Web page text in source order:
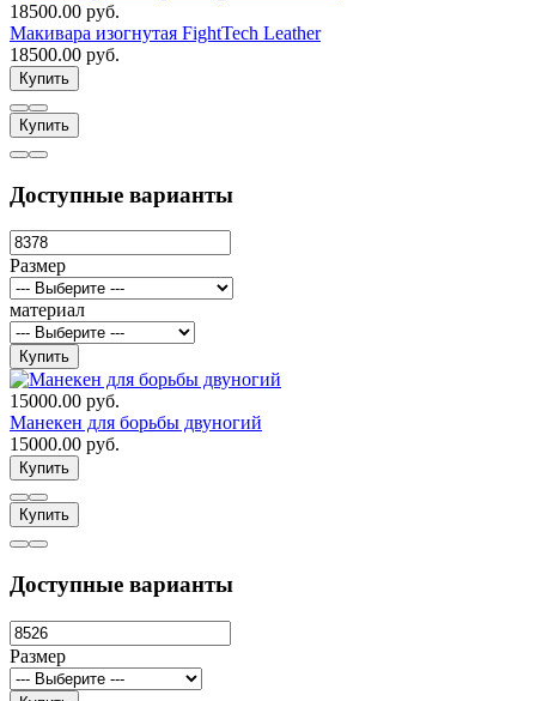
18500.00 руб.
Макивара изогнутая FightTech Leather
18500.00 руб.
Купить
Купить
Доступные варианты
Размер
материал
Купить
15000.00 руб.
Манекен для борьбы двуногий
15000.00 руб.
Купить
Купить
Доступные варианты
Размер